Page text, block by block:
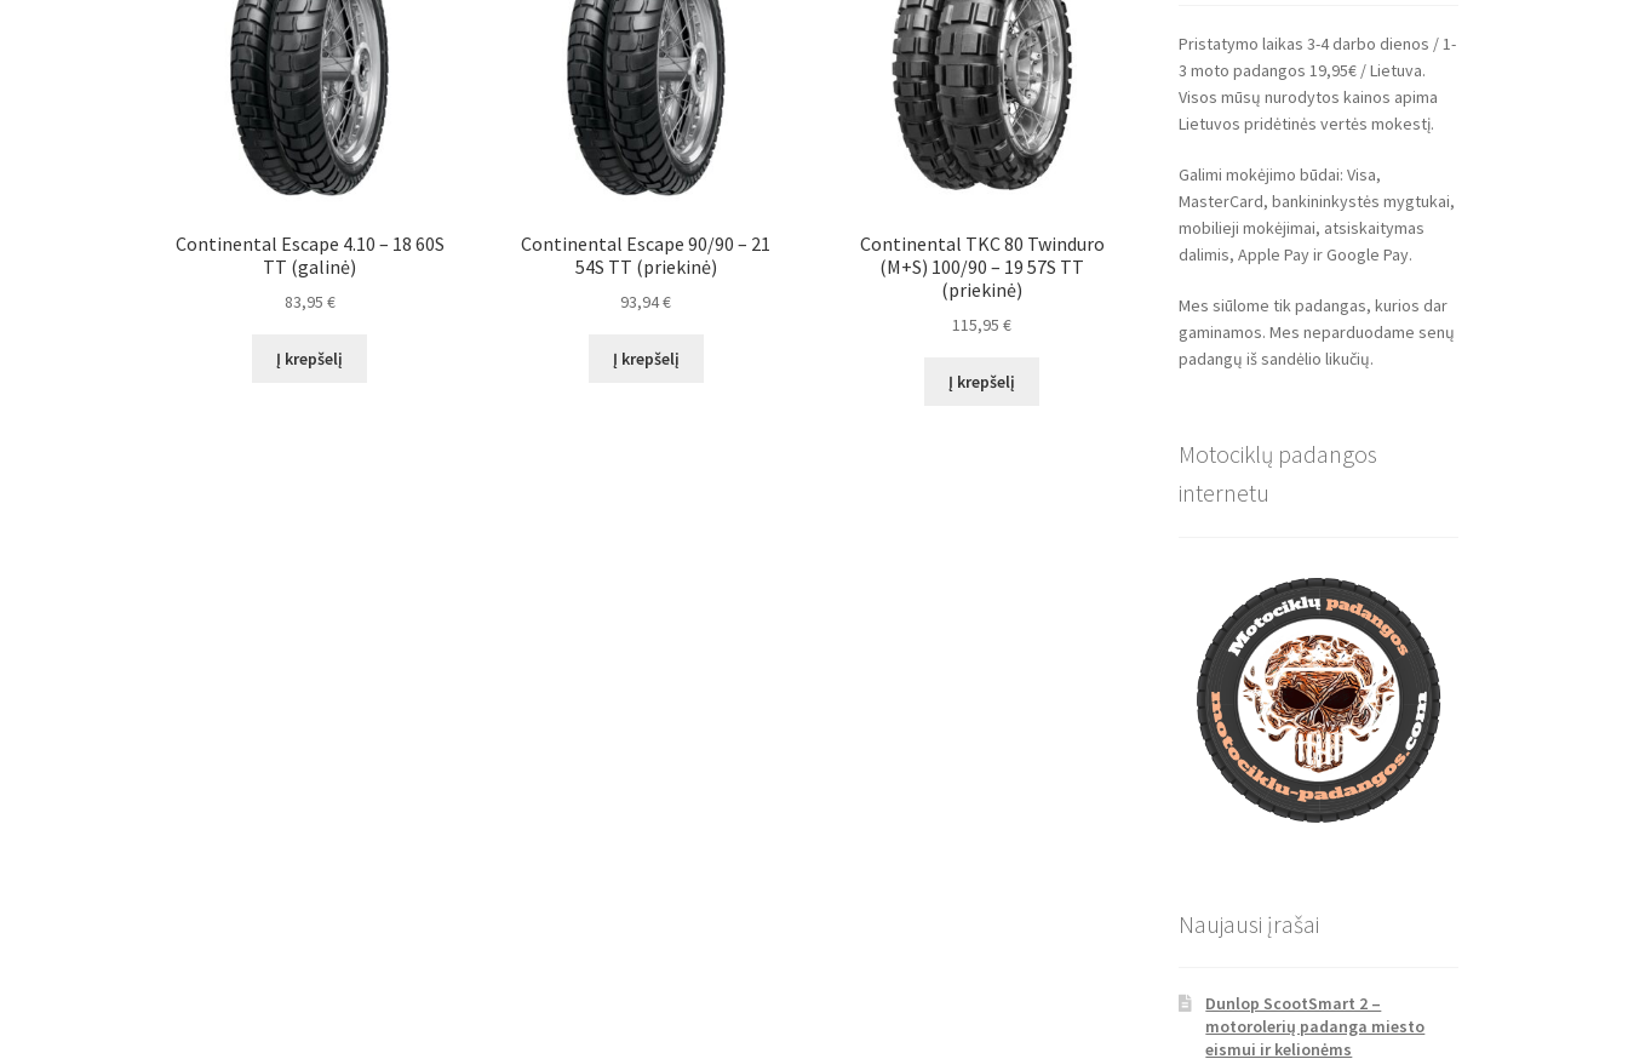
Continental Escape 4.10 – 18 60S
TT (galinė)
83,95 €
Į krepšelį
Continental Escape 90/90 – 21
54S TT (priekinė)
93,94€
Į krepšelį
Continental TKC 80 Twinduro
(M+S) 100/90 – 19 57S TT
(priekinė)
115,95€
Į krepšelį
Pristatymo laikas 3-4 darbo dienos / 1-
3 moto padangos 19,95€ / Lietuva.
Visos mūsų nurodytos kainos apima
Lietuvos pridėtinės vertės mokestį.
Galimi mokėjimo būdai: Visa,
MasterCard, bankininkystės mygtukai,
mobilieji mokėjimai, atsiskaitymas
dalimis, Apple Pay ir Google Pay.
Mes siūlome tik padangas, kurios dar
gaminamos. Mes neparduodame senų
padangų iš sandėlio likučių.
Motociklų padangos
internetu
Naujausi įrašai
Dunlop ScootSmart 2 –
motorolerių padanga miesto
eismui ir kelionėms